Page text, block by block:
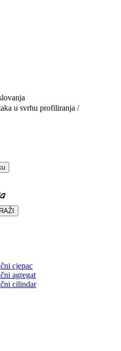
u svrhu profiliranja /
cjepac
agregat
cilindar